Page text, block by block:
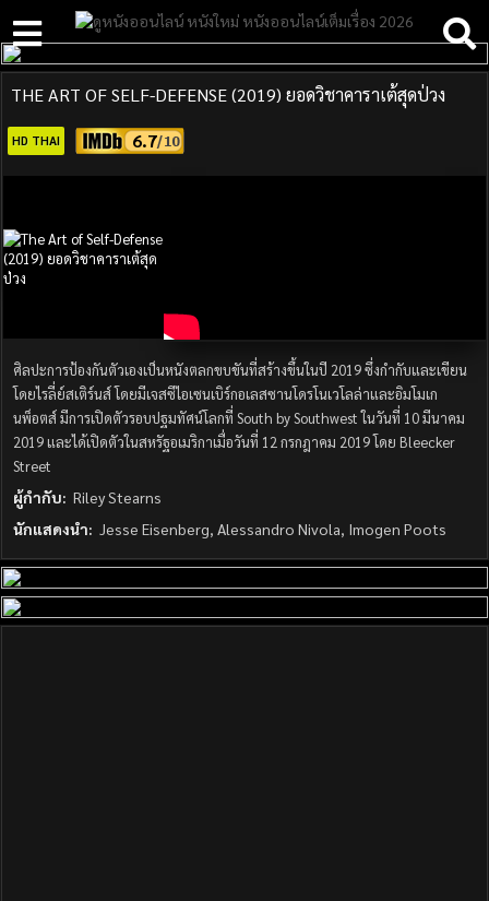
THE ART OF SELF-DEFENSE (2019) ยอดวิชาคาราเต้สุดป่วง
HD THAI 6.7
ศิลปะการป้องกันตัวเองเป็นหนังตลกขบขันที่สร้างขึ้นในปี 2019 ซึ่งกำกับและเขียน
โดยไรลี่ย์สเติร์นส์ โดยมีเจสซีไอเซนเบิร์กอเลสซานโดรโนเวโลล่าและอิมโมเก
นพ็อตส์ มีการเปิดตัวรอบปฐมทัศน์โลกที่ South by Southwest ในวันที่ 10 มีนาคม
2019 และได้เปิดตัวในสหรัฐอเมริกาเมื่อวันที่ 12 กรกฎาคม 2019 โดย Bleecker
Street
ผู้กำกับ: Riley Stearns
นักแสดงนำ: Jesse Eisenberg, Alessandro Nivola, Imogen Poots